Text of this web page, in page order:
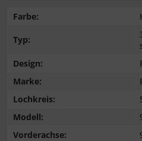
Farbe:
Typ:
Design:
Marke:
Lochkreis:
Modell:
Vorderachse: